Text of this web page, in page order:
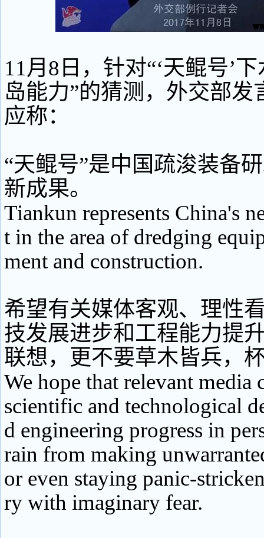
11月8日，针对“‘天鲲号’
岛能力”的猜测，外交部发
应称：
“天鲲号”是中国疏浚装备
新成果。
Tiankun represents China's
t in the area of dredging
ment and construction.
希望有关媒体客观、理性
技发展进步和工程能力提
联想，更不要草木皆兵，
We hope that relevant media
scientific and technological
d engineering progress in
rain from making
or even staying panic-
ry with imaginary fear.